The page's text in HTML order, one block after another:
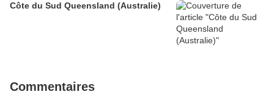
Côte du Sud Queensland (Australie)
Commentaires